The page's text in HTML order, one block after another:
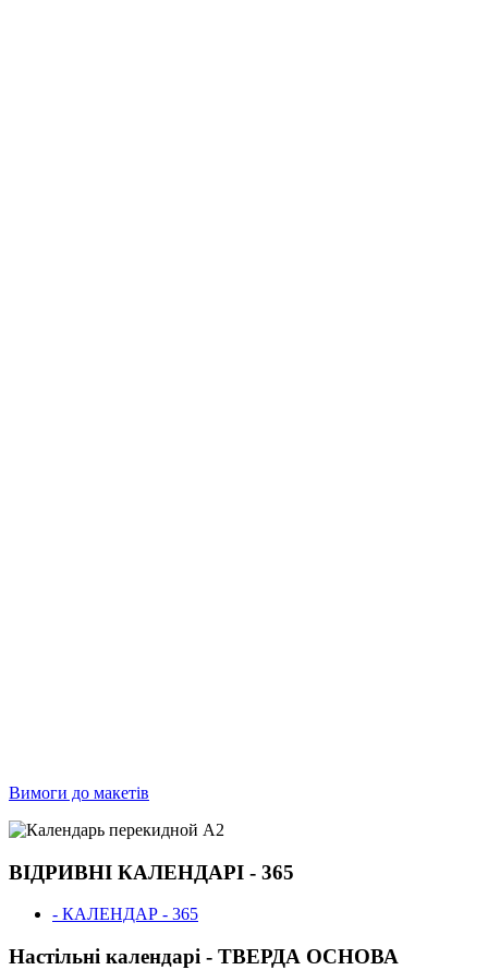
Вимоги до макетів
ВІДРИВНІ КАЛЕНДАРІ - 365
- КАЛЕНДАР - 365
Настільні календарі - ТВЕРДА ОСНОВА